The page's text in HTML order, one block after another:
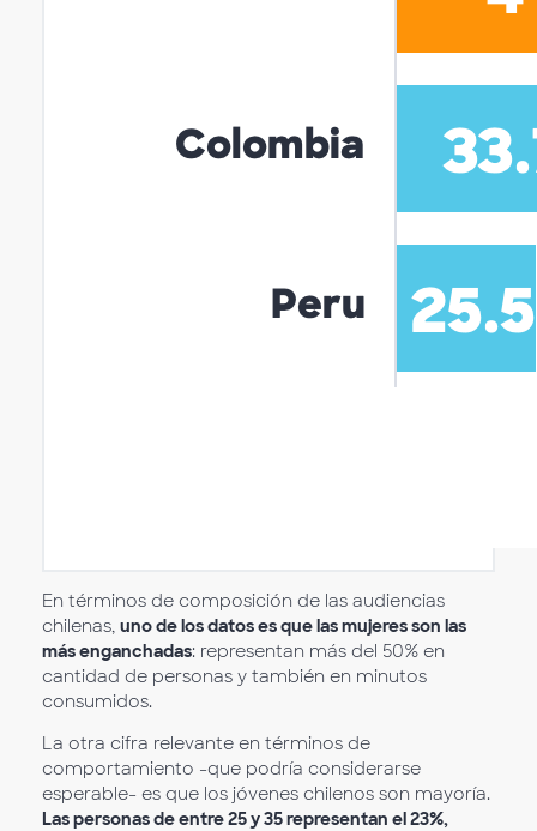
En términos de composición de las audiencias
chilenas, uno de los datos es que las mujeres son las
más enganchadas: representan más del 50% en
cantidad de personas y también en minutos
consumidos.
La otra cifra relevante en términos de
comportamiento -que podría considerarse
esperable- es que los jóvenes chilenos son mayoría.
Las personas de entre 25 y 35 representan el 23%,